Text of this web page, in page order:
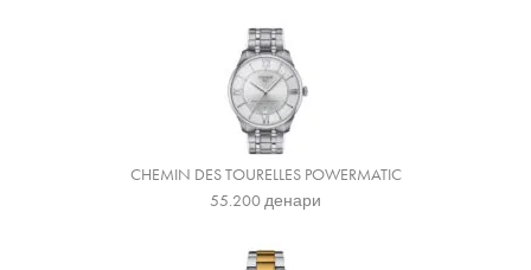
CHEMIN DES TOURELLES POWERMATIC
55.200денари